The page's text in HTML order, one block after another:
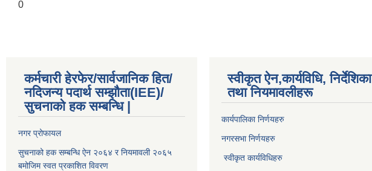
0
कर्मचारी हेरफेर/सार्वजानिक हित/
नदिजन्य पदार्थ सम्झौता(IEE)/
सुचनाको हक सम्बन्धि |
नगर प्रोफायल
सुचनाको हक सम्बन्धि ऐन २०६४ र नियमावली २०६५
बमोजिम स्वत प्रकाशित विवरण
स्वीकृत ऐन,कार्यविधि, निर्देशिका
तथा नियमावलीहरू
कार्यपालिका निर्णयहरु
नगरसभा निर्णयहरु
स्वीकृत कार्यविधिहरु